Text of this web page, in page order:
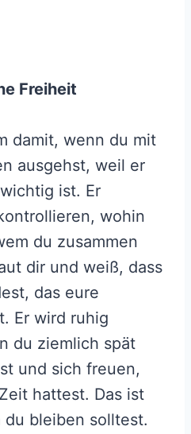
Freiheit
damit, wenn du mit
ausgehst, weil er
ist. Er
wohin
du zusammen
dir und weiß, dass
das eure
Er wird ruhig
du ziemlich spät
und sich freuen,
hattest. Das ist
bleiben solltest.